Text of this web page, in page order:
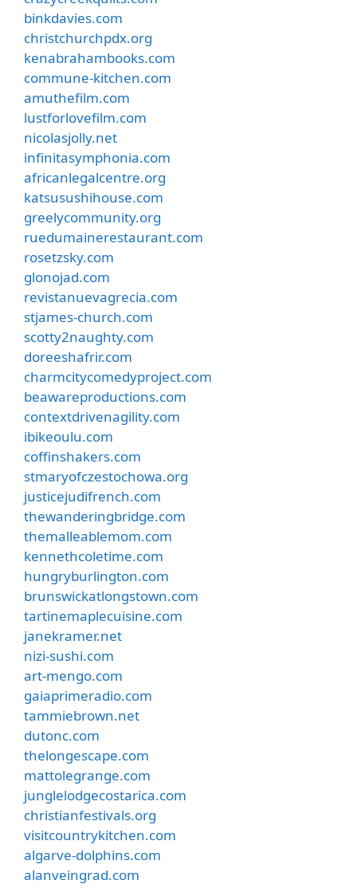
binkdavies.com
christchurchpdx.org
kenabrahambooks.com
commune-kitchen.com
amuthefilm.com
lustforlovefilm.com
nicolasjolly.net
infinitasymphonia.com
africanlegalcentre.org
katsusushihouse.com
greelycommunity.org
ruedumainerestaurant.com
rosetzsky.com
glonojad.com
revistanuevagrecia.com
stjames-church.com
scotty2naughty.com
doreeshafrir.com
charmcitycomedyproject.com
beawareproductions.com
contextdrivenagility.com
ibikeoulu.com
coffinshakers.com
stmaryofczestochowa.org
justicejudifrench.com
thewanderingbridge.com
themalleablemom.com
kennethcoletime.com
hungryburlington.com
brunswickatlongstown.com
tartinemaplecuisine.com
janekramer.net
nizi-sushi.com
art-mengo.com
gaiaprimeradio.com
tammiebrown.net
dutonc.com
thelongescape.com
mattolegrange.com
junglelodgecostarica.com
christianfestivals.org
visitcountrykitchen.com
algarve-dolphins.com
alanveingrad.com